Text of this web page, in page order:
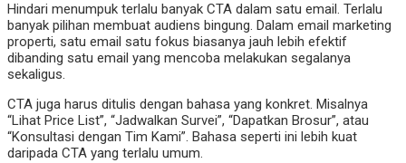
Hindari menumpuk terlalu banyak CTA dalam satu email. Terlalu
banyak pilihan membuat audiens bingung. Dalam email marketing
properti, satu email satu fokus biasanya jauh lebih efektif
dibanding satu email yang mencoba melakukan segalanya
sekaligus.
CTA juga harus ditulis dengan bahasa yang konkret. Misalnya
“Lihat Price List”, “Jadwalkan Survei”, “Dapatkan Brosur”, atau
“Konsultasi dengan Tim Kami”. Bahasa seperti ini lebih kuat
daripada CTA yang terlalu umum.